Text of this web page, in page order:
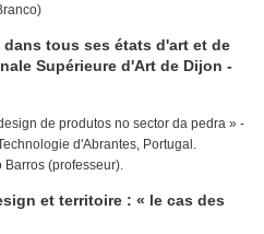
dans tous ses états d'art et de
Supérieure d'Art de Dijon -
de produtos no sector da pedra » -
d'Abrantes, Portugal.
(professeur).
et territoire : « le cas des